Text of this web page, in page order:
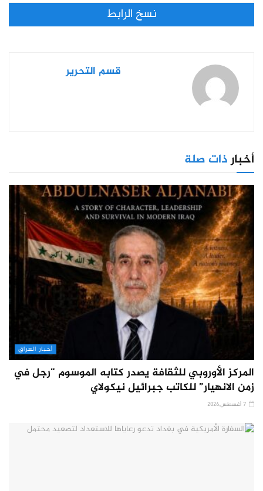
نسخ الرابط
قسم التحرير
أخبارذات صلة
أخبار العراق
المركز الأوروبي للثقافة يصدر كتابه الموسوم “رجل في
زمن الانهيار” للكاتب جبرائيل نيكولاي